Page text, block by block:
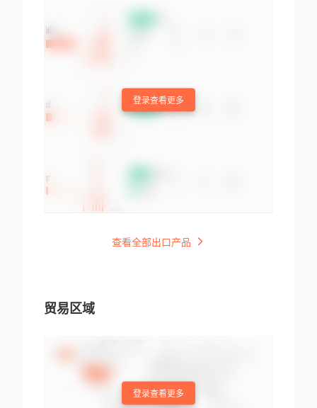
登录查看更多
查看全部出口产品
贸易区域
登录查看更多